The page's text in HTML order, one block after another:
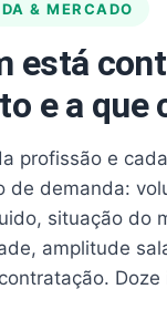
& MERCADO
está
e a que
profissão e
de demanda:
situação do
amplitude